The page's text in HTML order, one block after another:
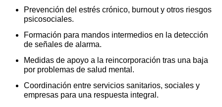
Prevención del estrés crónico, burnout y otros riesgos
psicosociales.
Formación para mandos intermedios en la detección
de señales de alarma.
Medidas de apoyo a la reincorporación tras una baja
por problemas de salud mental.
Coordinación entre servicios sanitarios, sociales y
empresas para una respuesta integral.